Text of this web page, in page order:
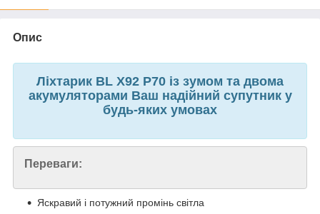
Опис
Ліхтарик BL X92 P70 із зумом та двома
акумуляторами Ваш надійний супутник у
будь-яких умовах
Переваги:
Яскравий і потужний промінь світла